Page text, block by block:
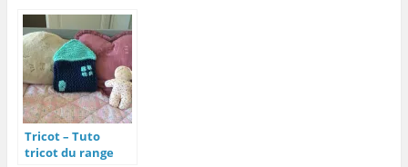
Tricot – Tuto
tricot du range